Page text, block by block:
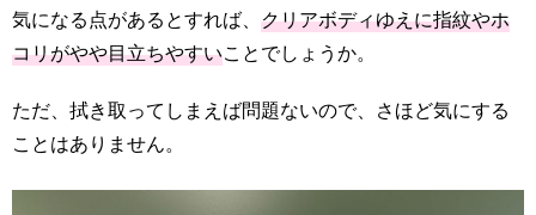
気になる点があるとすれば、 クリアボディゆえに指紋やホ
コリがやや目立ちやすいことでしょうか。
ただ、拭き取ってしまえば問題ないので、さほど気にする
ことはありません。